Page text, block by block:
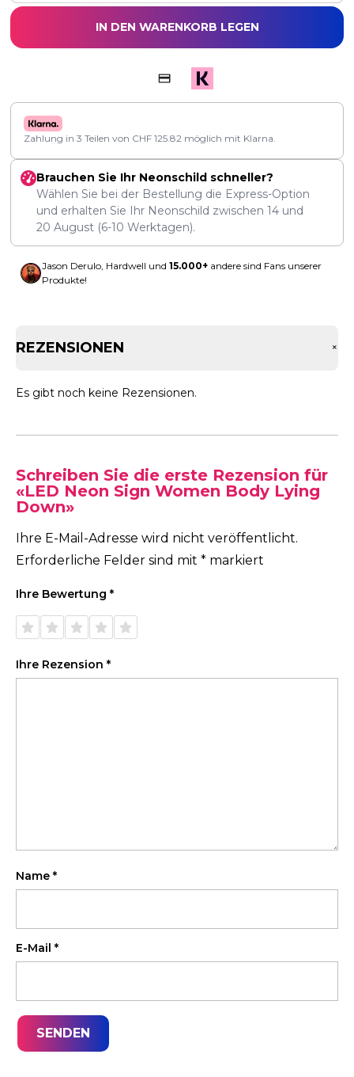
IN DEN WARENKORB LEGEN
Zahlung in 3 Teilen von CHF 125.82 möglich mit Klarna.
Brauchen Sie Ihr Neonschild schneller?
Wählen Sie bei der Bestellung die Express-Option
und erhalten Sie Ihr Neonschild zwischen 14 und
20 August (6-10 Werktagen).
Jason Derulo, Hardwell und 15.000+ andere sind Fans unserer
Produkte!
REZENSIONEN +
Es gibt noch keine Rezensionen.
Schreiben Sie die erste Rezension für
«LED Neon Sign Women Body Lying
Down»
Ihre E-Mail-Adresse wird nicht veröffentlicht.
Erforderliche Felder sind mit * markiert
Ihre Bewertung *
1 von
5 Sternen
2 von
5 Sternen
3 von
5 Sternen
4 von
5 Sternen
5 von
5 Sternen
Ihre Rezension *
Name *
E-Mail *